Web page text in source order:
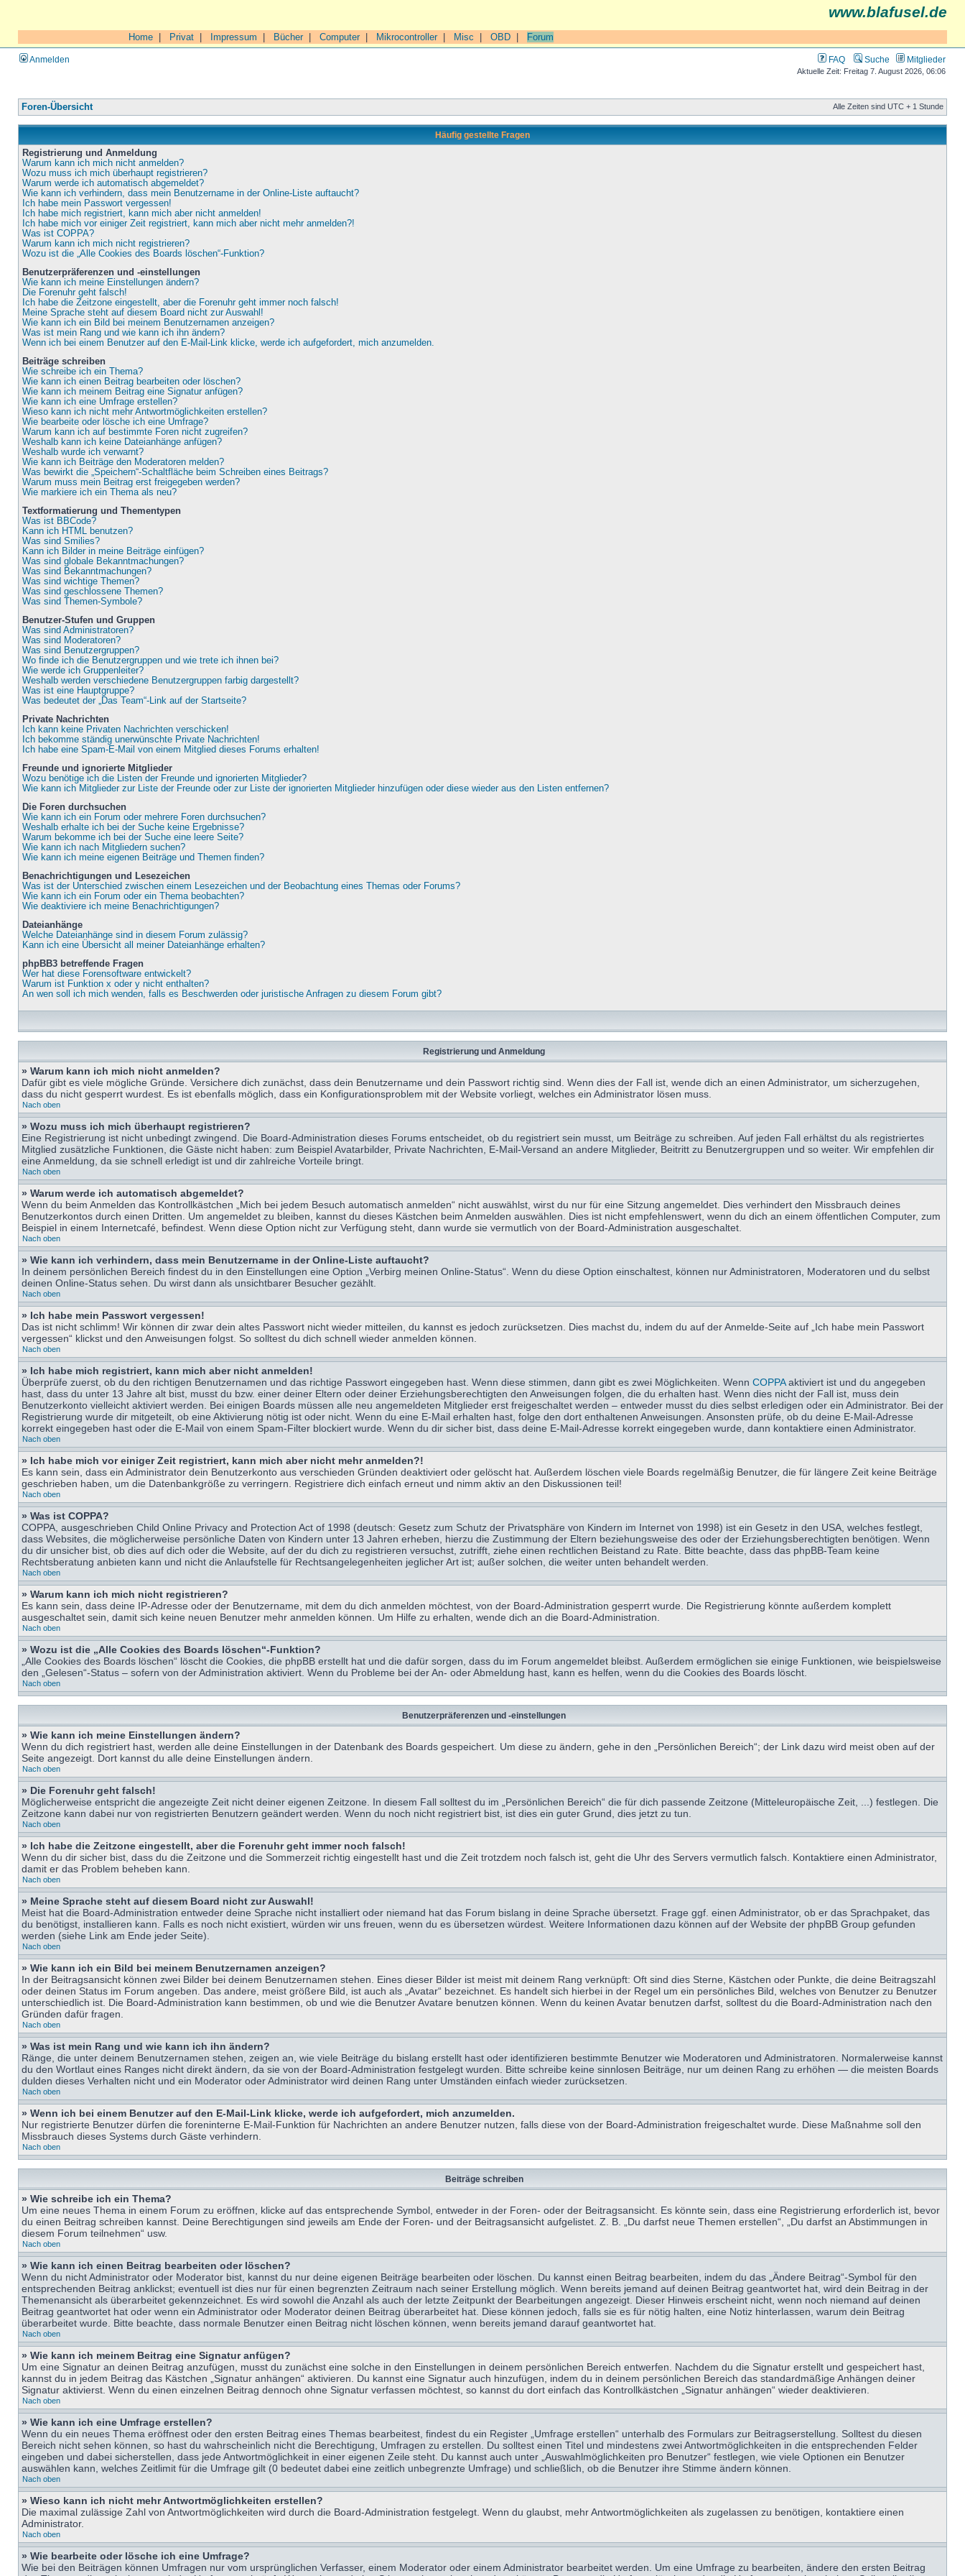
www.blafusel.de
Home Privat Impressum Bücher| Computer| Mikrocontroller| Misc OBD Forum
Anmelden FAQ Suche Mitglieder
Aktuelle Zeit: Freitag 7. August 2026, 06:06
Foren-Übersicht Alle Zeiten sind UTC + 1 Stunde
Häufig gestellte Fragen
Registrierung und Anmeldung
Warum kann ich mich nicht anmelden?
Wozu muss ich mich überhaupt registrieren?
Warum werde ich automatisch abgemeldet?
Wie kann ich verhindern, dass mein Benutzername in der Online-Liste auftaucht?
Ich habe mein Passwort vergessen!
Ich habe mich registriert, kann mich aber nicht anmelden!
Ich habe mich vor einiger Zeit registriert, kann mich aber nicht mehr anmelden?!
Was ist COPPA?
Warum kann ich mich nicht registrieren?
Wozu ist die „Alle Cookies des Boards löschen“-Funktion?
Benutzerpräferenzen und -einstellungen
Wie kann ich meine Einstellungen ändern?
Die Forenuhr geht falsch!
Ich habe die Zeitzone eingestellt, aber die Forenuhr geht immer noch falsch!
Meine Sprache steht auf diesem Board nicht zur Auswahl!
Wie kann ich ein Bild bei meinem Benutzernamen anzeigen?
Was ist mein Rang und wie kann ich ihn ändern?
Wenn ich bei einem Benutzer auf den E-Mail-Link klicke, werde ich aufgefordert, mich anzumelden.
Beiträge schreiben
Wie schreibe ich ein Thema?
Wie kann ich einen Beitrag bearbeiten oder löschen?
Wie kann ich meinem Beitrag eine Signatur anfügen?
Wie kann ich eine Umfrage erstellen?
Wieso kann ich nicht mehr Antwortmöglichkeiten erstellen?
Wie bearbeite oder lösche ich eine Umfrage?
Warum kann ich auf bestimmte Foren nicht zugreifen?
Weshalb kann ich keine Dateianhänge anfügen?
Weshalb wurde ich verwarnt?
Wie kann ich Beiträge den Moderatoren melden?
Was bewirkt die „Speichern“-Schaltfläche beim Schreiben eines Beitrags?
Warum muss mein Beitrag erst freigegeben werden?
Wie markiere ich ein Thema als neu?
Textformatierung und Thementypen
Was ist BBCode?
Kann ich HTML benutzen?
Was sind Smilies?
Kann ich Bilder in meine Beiträge einfügen?
Was sind globale Bekanntmachungen?
Was sind Bekanntmachungen?
Was sind wichtige Themen?
Was sind geschlossene Themen?
Was sind Themen-Symbole?
Benutzer-Stufen und Gruppen
Was sind Administratoren?
Was sind Moderatoren?
Was sind Benutzergruppen?
Wo finde ich die Benutzergruppen und wie trete ich ihnen bei?
Wie werde ich Gruppenleiter?
Weshalb werden verschiedene Benutzergruppen farbig dargestellt?
Was ist eine Hauptgruppe?
Was bedeutet der „Das Team“-Link auf der Startseite?
Private Nachrichten
Ich kann keine Privaten Nachrichten verschicken!
Ich bekomme ständig unerwünschte Private Nachrichten!
Ich habe eine Spam-E-Mail von einem Mitglied dieses Forums erhalten!
Freunde und ignorierte Mitglieder
Wozu benötige ich die Listen der Freunde und ignorierten Mitglieder?
Wie kann ich Mitglieder zur Liste der Freunde oder zur Liste der ignorierten Mitglieder hinzufügen oder diese wieder aus den Listen entfernen?
Die Foren durchsuchen
Wie kann ich ein Forum oder mehrere Foren durchsuchen?
Weshalb erhalte ich bei der Suche keine Ergebnisse?
Warum bekomme ich bei der Suche eine leere Seite?
Wie kann ich nach Mitgliedern suchen?
Wie kann ich meine eigenen Beiträge und Themen finden?
Benachrichtigungen und Lesezeichen
Was ist der Unterschied zwischen einem Lesezeichen und der Beobachtung eines Themas oder Forums?
Wie kann ich ein Forum oder ein Thema beobachten?
Wie deaktiviere ich meine Benachrichtigungen?
Dateianhänge
Welche Dateianhänge sind in diesem Forum zulässig?
Kann ich eine Übersicht all meiner Dateianhänge erhalten?
phpBB3 betreffende Fragen
Wer hat diese Forensoftware entwickelt?
Warum ist Funktion x oder y nicht enthalten?
An wen soll ich mich wenden, falls es Beschwerden oder juristische Anfragen zu diesem Forum gibt?
Registrierung und Anmeldung
» Warum kann ich mich nicht anmelden?
Dafür gibt es viele mögliche Gründe. Versichere dich zunächst, dass dein Benutzername und dein Passwort richtig sind. Wenn dies der Fall ist, wende dich an einen Administrator, um sicherzugehen,
dass du nicht gesperrt wurdest. Es ist ebenfalls möglich, dass ein Konfigurationsproblem mit der Website vorliegt, welches ein Administrator lösen muss.
Nach oben
» Wozu muss ich mich überhaupt registrieren?
Eine Registrierung ist nicht unbedingt zwingend. Die Board-Administration dieses Forums entscheidet, ob du registriert sein musst, um Beiträge zu schreiben. Auf jeden Fall erhältst du als registriertes
Mitglied zusätzliche Funktionen, die Gäste nicht haben: zum Beispiel Avatarbilder, Private Nachrichten, E-Mail-Versand an andere Mitglieder, Beitritt zu Benutzergruppen und so weiter. Wir empfehlen dir
eine Anmeldung, da sie schnell erledigt ist und dir zahlreiche Vorteile bringt.
Nach oben
» Warum werde ich automatisch abgemeldet?
Wenn du beim Anmelden das Kontrollkästchen „Mich bei jedem Besuch automatisch anmelden“ nicht auswählst, wirst du nur für eine Sitzung angemeldet. Dies verhindert den Missbrauch deines
Benutzerkontos durch einen Dritten. Um angemeldet zu bleiben, kannst du dieses Kästchen beim Anmelden auswählen. Dies ist nicht empfehlenswert, wenn du dich an einem öffentlichen Computer, zum
Beispiel in einem Internetcafé, befindest. Wenn diese Option nicht zur Verfügung steht, dann wurde sie vermutlich von der Board-Administration ausgeschaltet.
Nach oben
» Wie kann ich verhindern, dass mein Benutzername in der Online-Liste auftaucht?
In deinem persönlichen Bereich findest du in den Einstellungen eine Option „Verbirg meinen Online-Status“. Wenn du diese Option einschaltest, können nur Administratoren, Moderatoren und du selbst
deinen Online-Status sehen. Du wirst dann als unsichtbarer Besucher gezählt.
Nach oben
» Ich habe mein Passwort vergessen!
Das ist nicht schlimm! Wir können dir zwar dein altes Passwort nicht wieder mitteilen, du kannst es jedoch zurücksetzen. Dies machst du, indem du auf der Anmelde-Seite auf „Ich habe mein Passwort
vergessen“ klickst und den Anweisungen folgst. So solltest du dich schnell wieder anmelden können.
Nach oben
» Ich habe mich registriert, kann mich aber nicht anmelden!
Überprüfe zuerst, ob du den richtigen Benutzernamen und das richtige Passwort eingegeben hast. Wenn diese stimmen, dann gibt es zwei Möglichkeiten. Wenn COPPAaktiviert ist und du angegeben
hast, dass du unter 13 Jahre alt bist, musst du bzw. einer deiner Eltern oder deiner Erziehungsberechtigten den Anweisungen folgen, die du erhalten hast. Wenn dies nicht der Fall ist, muss dein
Benutzerkonto vielleicht aktiviert werden. Bei einigen Boards müssen alle neu angemeldeten Mitglieder erst freigeschaltet werden – entweder musst du dies selbst erledigen oder ein Administrator. Bei der
Registrierung wurde dir mitgeteilt, ob eine Aktivierung nötig ist oder nicht. Wenn du eine E-Mail erhalten hast, folge den dort enthaltenen Anweisungen. Ansonsten prüfe, ob du deine E-Mail-Adresse
korrekt eingegeben hast oder die E-Mail von einem Spam-Filter blockiert wurde. Wenn du dir sicher bist, dass deine E-Mail-Adresse korrekt eingegeben wurde, dann kontaktiere einen Administrator.
Nach oben
» Ich habe mich vor einiger Zeit registriert, kann mich aber nicht mehr anmelden?!
Es kann sein, dass ein Administrator dein Benutzerkonto aus verschieden Gründen deaktiviert oder gelöscht hat. Außerdem löschen viele Boards regelmäßig Benutzer, die für längere Zeit keine Beiträge
geschrieben haben, um die Datenbankgröße zu verringern. Registriere dich einfach erneut und nimm aktiv an den Diskussionen teil!
Nach oben
» Was ist COPPA?
COPPA, ausgeschrieben Child Online Privacy and Protection Act of 1998 (deutsch: Gesetz zum Schutz der Privatsphäre von Kindern im Internet von 1998) ist ein Gesetz in den USA, welches festlegt,
dass Websites, die möglicherweise persönliche Daten von Kindern unter 13 Jahren erheben, hierzu die Zustimmung der Eltern beziehungsweise des oder der Erziehungsberechtigten benötigen. Wenn
du dir unsicher bist, ob dies auf dich oder die Website, auf der du dich zu registrieren versuchst, zutrifft, ziehe einen rechtlichen Beistand zu Rate. Bitte beachte, dass das phpBB-Team keine
Rechtsberatung anbieten kann und nicht die Anlaufstelle für Rechtsangelegenheiten jeglicher Art ist; außer solchen, die weiter unten behandelt werden.
Nach oben
» Warum kann ich mich nicht registrieren?
Es kann sein, dass deine IP-Adresse oder der Benutzername, mit dem du dich anmelden möchtest, von der Board-Administration gesperrt wurde. Die Registrierung könnte außerdem komplett
ausgeschaltet sein, damit sich keine neuen Benutzer mehr anmelden können. Um Hilfe zu erhalten, wende dich an die Board-Administration.
Nach oben
» Wozu ist die „Alle Cookies des Boards löschen“-Funktion?
„Alle Cookies des Boards löschen“ löscht die Cookies, die phpBB erstellt hat und die dafür sorgen, dass du im Forum angemeldet bleibst. Außerdem ermöglichen sie einige Funktionen, wie beispielsweise
den „Gelesen“-Status – sofern von der Administration aktiviert. Wenn du Probleme bei der An- oder Abmeldung hast, kann es helfen, wenn du die Cookies des Boards löscht.
Nach oben
Benutzerpräferenzen und -einstellungen
» Wie kann ich meine Einstellungen ändern?
Wenn du dich registriert hast, werden alle deine Einstellungen in der Datenbank des Boards gespeichert. Um diese zu ändern, gehe in den „Persönlichen Bereich“; der Link dazu wird meist oben auf der
Seite angezeigt. Dort kannst du alle deine Einstellungen ändern.
Nach oben
» Die Forenuhr geht falsch!
Möglicherweise entspricht die angezeigte Zeit nicht deiner eigenen Zeitzone. In diesem Fall solltest du im „Persönlichen Bereich“ die für dich passende Zeitzone (Mitteleuropäische Zeit, ...) festlegen. Die
Zeitzone kann dabei nur von registrierten Benutzern geändert werden. Wenn du noch nicht registriert bist, ist dies ein guter Grund, dies jetzt zu tun.
Nach oben
» Ich habe die Zeitzone eingestellt, aber die Forenuhr geht immer noch falsch!
Wenn du dir sicher bist, dass du die Zeitzone und die Sommerzeit richtig eingestellt hast und die Zeit trotzdem noch falsch ist, geht die Uhr des Servers vermutlich falsch. Kontaktiere einen Administrator,
damit er das Problem beheben kann.
Nach oben
» Meine Sprache steht auf diesem Board nicht zur Auswahl!
Meist hat die Board-Administration entweder deine Sprache nicht installiert oder niemand hat das Forum bislang in deine Sprache übersetzt. Frage ggf. einen Administrator, ob er das Sprachpaket, das
du benötigst, installieren kann. Falls es noch nicht existiert, würden wir uns freuen, wenn du es übersetzen würdest. Weitere Informationen dazu können auf der Website der phpBB Group gefunden
werden (siehe Link am Ende jeder Seite).
Nach oben
» Wie kann ich ein Bild bei meinem Benutzernamen anzeigen?
In der Beitragsansicht können zwei Bilder bei deinem Benutzernamen stehen. Eines dieser Bilder ist meist mit deinem Rang verknüpft: Oft sind dies Sterne, Kästchen oder Punkte, die deine Beitragszahl
oder deinen Status im Forum angeben. Das andere, meist größere Bild, ist auch als „Avatar“ bezeichnet. Es handelt sich hierbei in der Regel um ein persönliches Bild, welches von Benutzer zu Benutzer
unterschiedlich ist. Die Board-Administration kann bestimmen, ob und wie die Benutzer Avatare benutzen können. Wenn du keinen Avatar benutzen darfst, solltest du die Board-Administration nach den
Gründen dafür fragen.
Nach oben
» Was ist mein Rang und wie kann ich ihn ändern?
Ränge, die unter deinem Benutzernamen stehen, zeigen an, wie viele Beiträge du bislang erstellt hast oder identifizieren bestimmte Benutzer wie Moderatoren und Administratoren. Normalerweise kannst
du den Wortlaut eines Ranges nicht direkt ändern, da sie von der Board-Administration festgelegt wurden. Bitte schreibe keine sinnlosen Beiträge, nur um deinen Rang zu erhöhen — die meisten Boards
dulden dieses Verhalten nicht und ein Moderator oder Administrator wird deinen Rang unter Umständen einfach wieder zurücksetzen.
Nach oben
» Wenn ich bei einem Benutzer auf den E-Mail-Link klicke, werde ich aufgefordert, mich anzumelden.
Nur registrierte Benutzer dürfen die foreninterne E-Mail-Funktion für Nachrichten an andere Benutzer nutzen, falls diese von der Board-Administration freigeschaltet wurde. Diese Maßnahme soll den
Missbrauch dieses Systems durch Gäste verhindern.
Nach oben
Beiträge schreiben
» Wie schreibe ich ein Thema?
Um eine neues Thema in einem Forum zu eröffnen, klicke auf das entsprechende Symbol, entweder in der Foren- oder der Beitragsansicht. Es könnte sein, dass eine Registrierung erforderlich ist, bevor
du einen Beitrag schreiben kannst. Deine Berechtigungen sind jeweils am Ende der Foren- und der Beitragsansicht aufgelistet. Z. B. „Du darfst neue Themen erstellen“, „Du darfst an Abstimmungen in
diesem Forum teilnehmen“ usw.
Nach oben
» Wie kann ich einen Beitrag bearbeiten oder löschen?
Wenn du nicht Administrator oder Moderator bist, kannst du nur deine eigenen Beiträge bearbeiten oder löschen. Du kannst einen Beitrag bearbeiten, indem du das „Ändere Beitrag“-Symbol für den
entsprechenden Beitrag anklickst; eventuell ist dies nur für einen begrenzten Zeitraum nach seiner Erstellung möglich. Wenn bereits jemand auf deinen Beitrag geantwortet hat, wird dein Beitrag in der
Themenansicht als überarbeitet gekennzeichnet. Es wird sowohl die Anzahl als auch der letzte Zeitpunkt der Bearbeitungen angezeigt. Dieser Hinweis erscheint nicht, wenn noch niemand auf deinen
Beitrag geantwortet hat oder wenn ein Administrator oder Moderator deinen Beitrag überarbeitet hat. Diese können jedoch, falls sie es für nötig halten, eine Notiz hinterlassen, warum dein Beitrag
überarbeitet wurde. Bitte beachte, dass normale Benutzer einen Beitrag nicht löschen können, wenn bereits jemand darauf geantwortet hat.
Nach oben
» Wie kann ich meinem Beitrag eine Signatur anfügen?
Um eine Signatur an deinen Beitrag anzufügen, musst du zunächst eine solche in den Einstellungen in deinem persönlichen Bereich entwerfen. Nachdem du die Signatur erstellt und gespeichert hast,
kannst du in jedem Beitrag das Kästchen „Signatur anhängen“ aktivieren. Du kannst eine Signatur auch hinzufügen, indem du in deinem persönlichen Bereich das standardmäßige Anhängen deiner
Signatur aktivierst. Wenn du einen einzelnen Beitrag dennoch ohne Signatur verfassen möchtest, so kannst du dort einfach das Kontrollkästchen „Signatur anhängen“ wieder deaktivieren.
Nach oben
» Wie kann ich eine Umfrage erstellen?
Wenn du ein neues Thema eröffnest oder den ersten Beitrag eines Themas bearbeitest, findest du ein Register „Umfrage erstellen“ unterhalb des Formulars zur Beitragserstellung. Solltest du diesen
Bereich nicht sehen können, so hast du wahrscheinlich nicht die Berechtigung, Umfragen zu erstellen. Du solltest einen Titel und mindestens zwei Antwortmöglichkeiten in die entsprechenden Felder
eingeben und dabei sicherstellen, dass jede Antwortmöglichkeit in einer eigenen Zeile steht. Du kannst auch unter „Auswahlmöglichkeiten pro Benutzer“ festlegen, wie viele Optionen ein Benutzer
auswählen kann, welches Zeitlimit für die Umfrage gilt (0 bedeutet dabei eine zeitlich unbegrenzte Umfrage) und schließlich, ob die Benutzer ihre Stimme ändern können.
Nach oben
» Wieso kann ich nicht mehr Antwortmöglichkeiten erstellen?
Die maximal zulässige Zahl von Antwortmöglichkeiten wird durch die Board-Administration festgelegt. Wenn du glaubst, mehr Antwortmöglichkeiten als zugelassen zu benötigen, kontaktiere einen
Administrator.
Nach oben
» Wie bearbeite oder lösche ich eine Umfrage?
Wie bei den Beiträgen können Umfragen nur vom ursprünglichen Verfasser, einem Moderator oder einem Administrator bearbeitet werden. Um eine Umfrage zu bearbeiten, ändere den ersten Beitrag